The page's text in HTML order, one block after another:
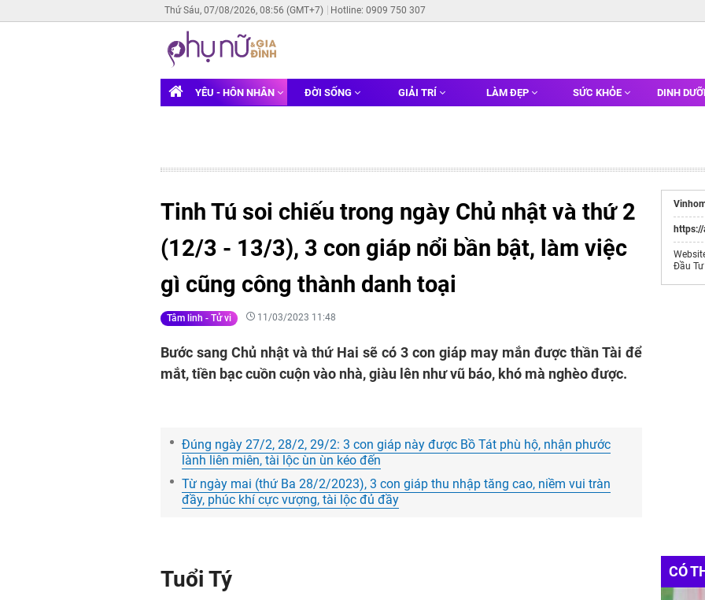
Thứ Sáu, 07/08/2026, 08:56 (GMT+7) Hotline: 0909 750 307
YÊU - HÔN NHÂN ĐỜI SỐNG GIẢI TRÍ LÀM ĐẸP SỨC KHỎE DINH
Tinh Tú soi chiếu trong ngày Chủ nhật và thứ 2
(12/3 - 13/3), 3 con giáp nổi bần bật, làm việc
gì cũng công thành danh toại
Tâm linh - Tử vi 11/03/2023 11:48
Bước sang Chủ nhật và thứ Hai sẽ có 3 con giáp may mắn được thần Tài để
mắt, tiền bạc cuồn cuộn vào nhà, giàu lên như vũ báo, khó mà nghèo được.
Đúng ngày 27/2, 28/2, 29/2: 3 con giáp này được Bồ Tát phù hộ, nhận phước
lành liên miên, tài lộc ùn ùn kéo đến
Từ ngày mai (thứ Ba 28/2/2023), 3 con giáp thu nhập tăng cao, niềm vui tràn
đầy, phúc khí cực vượng, tài lộc đủ đầy
Tuổi Tý
https://
Đầu Tư
CÓ